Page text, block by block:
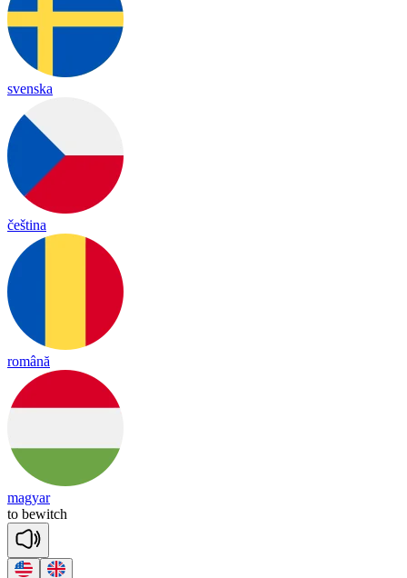
svenska
čeština
română
magyar
to bewitch